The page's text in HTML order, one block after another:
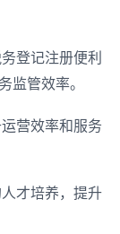
登记注册便利
监管效率。‌
营效率和服务
才培养，‌提升